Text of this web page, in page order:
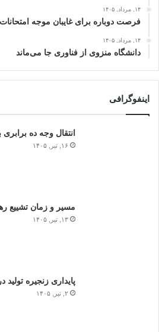
۱۴, مرداد, ۱۴۰۵
فرصت دوباره برای غایبان موجه امتحانات
۱۴, مرداد, ۱۴۰۵
دانشگاه منزوی از فناوری جا می‌ماند
اینفوگرافی
انتقال وجه ده
۱۶, تیر, ۱۴۰۵
مسیر و زمان تشییع
۱۳, تیر, ۱۴۰۵
پایداری زنجیره تولید
۲, تیر, ۱۴۰۵